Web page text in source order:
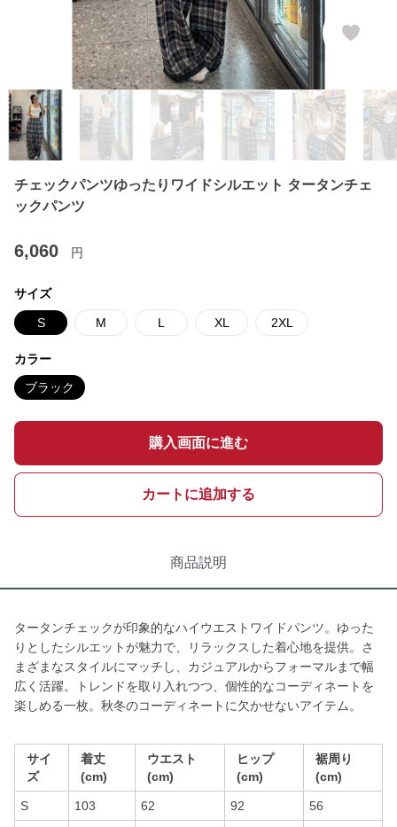
チェックパンツゆったりワイドシルエット タータンチェ
ックパンツ
6,060 円
サイズ
S M L XL 2XL
カラー
ブラック
購入画面に進む
カートに追加する
商品説明
タータンチェックが印象的なハイウエストワイドパンツ。ゆった
りとしたシルエットが魅力で、リラックスした着心地を提供。さ
まざまなスタイルにマッチし、カジュアルからフォーマルまで幅
広く活躍。トレンドを取り入れつつ、個性的なコーディネートを
楽しめる一枚。秋冬のコーディネートに欠かせないアイテム。
サイ
ズ
着丈
(cm)
ウエスト
(cm)
ヒップ
(cm)
裾周り
(cm)
S 103 62 92 56